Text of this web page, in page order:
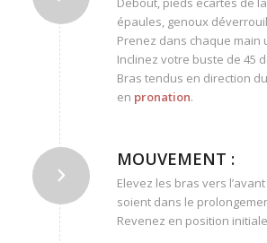
épaules, genoux
Prenez dans chaque main
Inclinez votre buste de 45
Bras tendus en direction
en pronation.
MOUVEMENT :
Elevez les bras vers l’avant
soient dans le
Revenez en position